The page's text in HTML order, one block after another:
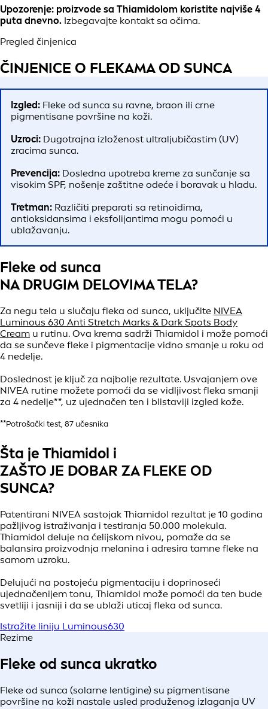
Upozorenje: proizvode sa Thiamidolom koristite najviše 4
puta dnevno. Izbegavajte kontakt sa očima.
Pregled činjenica
ČINJENICE O FLEKAMA OD SUNCA
Izgled: Fleke od sunca su ravne, braon ili crne
pigmentisane površine na koži.
Uzroci: Dugotrajna izloženost ultraljubičastim (UV)
zracima sunca.
Prevencija: Dosledna upotreba kreme za sunčanje sa
visokim SPF, nošenje zaštitne odeće i boravak u hladu.
Tretman: Različiti preparati sa retinoidima,
antioksidansima i eksfolijantima mogu pomoći u
ublažavanju.
Fleke od sunca
NA DRUGIM DELOVIMA TELA?
Za negu tela u slučaju fleka od sunca, uključite NIVEA
Luminous 630 Anti Stretch Marks & Dark Spots Body
Cream u rutinu. Ova krema sadrži Thiamidol i može pomoći
da se sunčeve fleke i pigmentacije vidno smanje u roku od
4 nedelje.
Doslednost je ključ za najbolje rezultate. Usvajanjem ove
NIVEA rutine možete pomoći da se vidljivost fleka smanji
za 4 nedelje**, uz ujednačen ten i blistaviji izgled kože.
**Potrošački test, 87 učesnika
Šta je Thiamidol i
ZAŠTO JE DOBAR ZA FLEKE OD
SUNCA?
Patentirani NIVEA sastojak Thiamidol rezultat je 10 godina
pažljivog istraživanja i testiranja 50.000 molekula.
Thiamidol deluje na ćelijskom nivou, pomaže da se
balansira proizvodnja melanina i adresira tamne fleke na
samom uzroku.
Delujući na postojeću pigmentaciju i doprinoseći
ujednačenijem tonu, Thiamidol može pomoći da ten bude
svetliji i jasniji i da se ublaži uticaj fleka od sunca.
Istražite liniju Luminous630
Rezime
Fleke od sunca ukratko
Fleke od sunca (solarne lentigine) su pigmentisane
površine na koži nastale usled produženog izlaganja UV